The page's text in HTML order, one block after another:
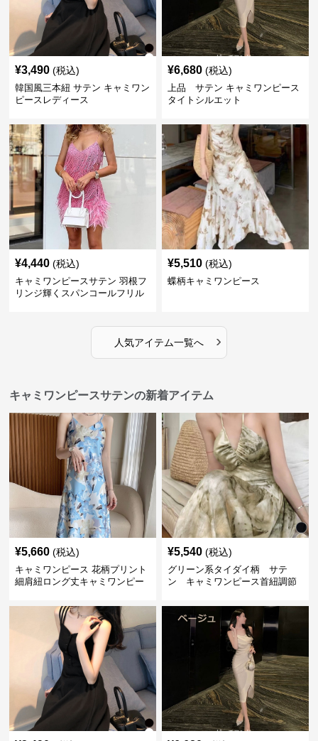
¥3,490 (税込)
韓国風三本紐 サテン キャミワン
ピースレディース
¥6,680 (税込)
上品 サテン キャミワンピース
タイトシルエット
¥4,440 (税込)
キャミワンピースサテン 羽根フ
リンジ輝くスパンコールフリル
¥5,510 (税込)
蝶柄キャミワンピース
人気アイテム一覧へ ›
キャミワンピースサテンの新着アイテム
¥5,660 (税込)
キャミワンピース 花柄プリント
細肩紐ロング丈キャミワンピー
¥5,540 (税込)
グリーン系タイダイ柄 サテ
ン キャミワンピース首紐調節